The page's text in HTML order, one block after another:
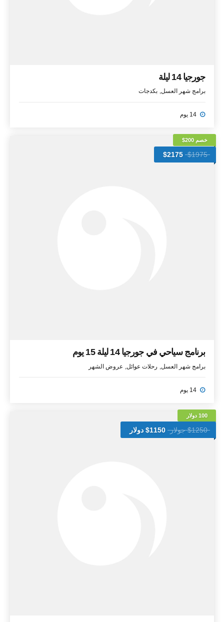
جورجيا 14 ليلة
برامج شهر العسل بكدجات
14 يوم
خصم 200$
$1975
$2175
برنامج سياحي في جورجيا 14 ليلة 15 يوم
برامج شهر العسل رحلات عوائل عروض الشهر
14 يوم
100 دولار
$1250 جولار $1150 دولار